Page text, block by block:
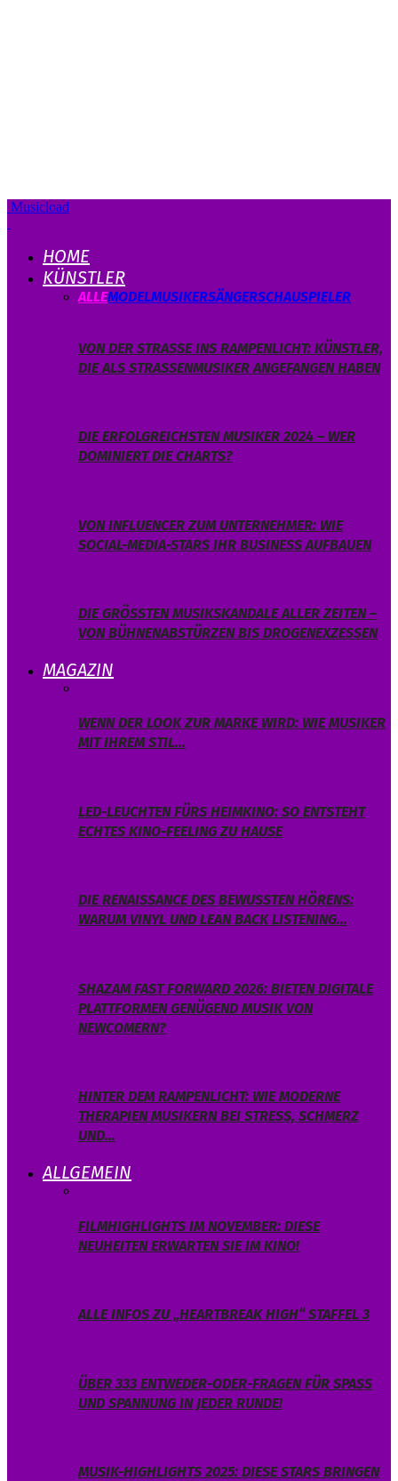
Musicload
HOME
KÜNSTLER
ALLEMODELMUSIKERSÄNGERSCHAUSPIELER
VON DER STRASSE INS RAMPENLICHT: KÜNSTLER, D
IE ALS STRASSENMUSIKER ANGEFANGEN HABEN
DIE ERFOLGREICHSTEN MUSIKER 2024 – WER
DOMINIERT DIE CHARTS?
VON INFLUENCER ZUM UNTERNEHMER: WIE
SOCIAL-MEDIA-STARS IHR BUSINESS AUFBAUEN
DIE GRÖSSTEN MUSIKSKANDALE ALLER ZEITEN – V
ON BÜHNENABSTÜRZEN BIS DROGENEXZESSEN
MAGAZIN
WENN DER LOOK ZUR MARKE WIRD: WIE MUSIKER
MIT IHREM STIL…
LED-LEUCHTEN FÜRS HEIMKINO: SO ENTSTEHT
ECHTES KINO-FEELING ZU HAUSE
DIE RENAISSANCE DES BEWUSSTEN HÖRENS:
WARUM VINYL UND LEAN BACK LISTENING…
SHAZAM FAST FORWARD 2026: BIETEN DIGITALE
PLATTFORMEN GENÜGEND MUSIK VON
NEWCOMERN?
HINTER DEM RAMPENLICHT: WIE MODERNE
THERAPIEN MUSIKERN BEI STRESS, SCHMERZ
UND…
ALLGEMEIN
FILMHIGHLIGHTS IM NOVEMBER: DIESE
NEUHEITEN ERWARTEN SIE IM KINO!
ALLE INFOS ZU „HEARTBREAK HIGH“ STAFFEL 3
ÜBER 333 ENTWEDER-ODER-FRAGEN FÜR SPASS U
ND SPANNUNG IN JEDER RUNDE!
MUSIK-HIGHLIGHTS 2025: DIESE STARS BRINGEN